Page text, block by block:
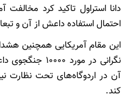
دانا استراول تاکید کرد مخالفت
احتمال استفاده داعش از آن و
این مقام آمریکایی همچنین
آن در اردوگاه‌های تحت نظارت
کند.